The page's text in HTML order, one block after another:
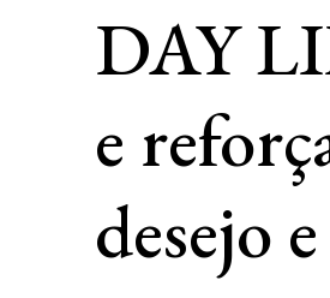
DAY
e
desejo